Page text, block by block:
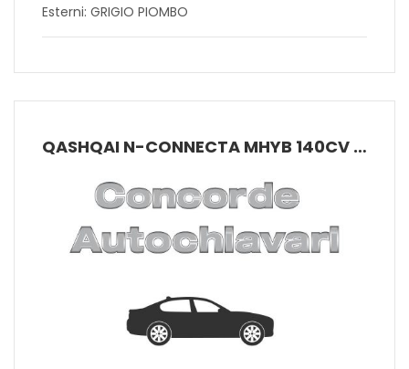
Esterni: GRIGIO PIOMBO
QASHQAI N-CONNECTA MHYB 140CV MT 2W